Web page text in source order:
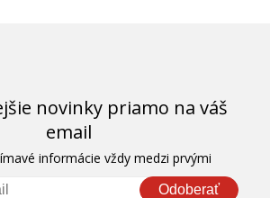
novinky priamo na váš
email
informácie vždy medzi prvými
Odoberať